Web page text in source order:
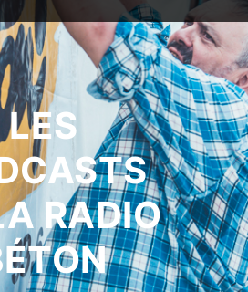
LES
RADIO